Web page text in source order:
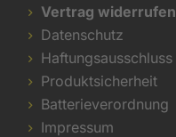
Vertrag widerrufen
Datenschutz
Haftungsausschluss
Produktsicherheit
Batterieverordnung
Impressum